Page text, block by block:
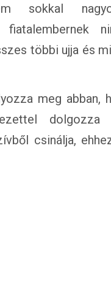
sokkal
többi ujja és
meg abban,
csinálja,